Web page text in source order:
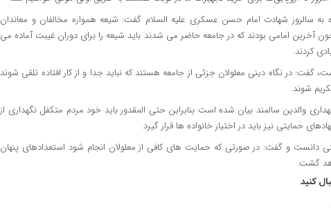
به سالروز شهادت امام حسن عسکری علیه السلام گفت: شیعه همواره مخالفان و معاندان
آخرین امامی بودند که در جامعه حاضر می شدند باید شیعه را برای دوران غیبت آماده می
کردند.
گفت: در نگاه دینی معلولان جزئی از جامعه هستند که نباید جدا و از کار افتاده تلقی شوند
شوند.
والدین سالمند بیان شده است بنابراین حتی المقدور باید خود مردم متکفل نگهداری از
حمایتی نیز باید در اختیار خانواده ها قرار گیرد.
دانست و گفت: در صورتی که حمایت های کافی از معلولان انجام شود استعدادهای پنهان
گشت.